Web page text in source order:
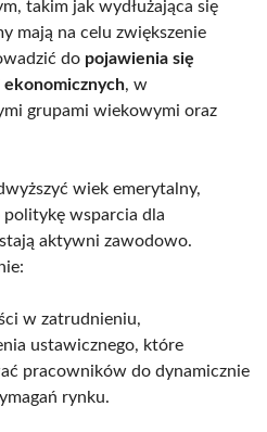
takim jak wydłużająca się
mają na celu zwiększenie
do pojawienia się
ekonomicznych, w
grupami wiekowymi oraz
wiek emerytalny,
wsparcia dla
aktywni zawodowo.
w zatrudnieniu,
ustawicznego, które
pracowników do dynamicznie
rynku.